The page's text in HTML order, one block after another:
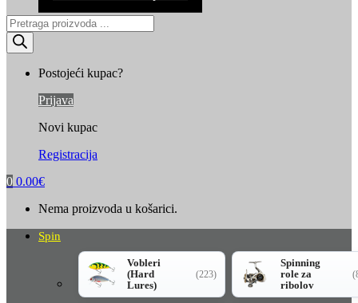
Products
search
Postojeći kupac?
Prijava
Novi kupac
Registracija
0 0.00€
Nema proizvoda u košarici.
Spin
Vobleri
(Hard
Lures)
(223)
Spinning
role za
ribolov